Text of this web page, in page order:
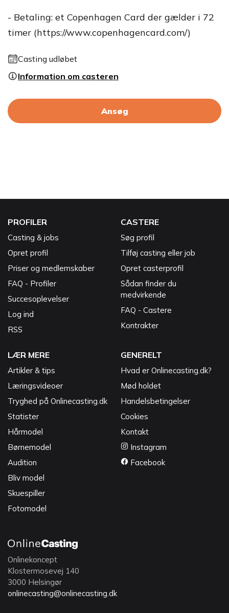
- Betaling: et Copenhagen Card der gælder i 72
timer (https://www.copenhagencard.com/)
Casting udløbet
Information om casteren
Ansøg
PROFILER
Casting & jobs
Opret profil
Priser og medlemskaber
FAQ - Profiler
Succesoplevelser
Log ind
RSS
CASTERE
Søg profil
Tilføj casting eller job
Opret casterprofil
Sådan finder du
medvirkende
FAQ - Castere
Kontrakter
LÆR MERE
Artikler & tips
Læringsvideoer
Tryghed på Onlinecasting.dk
Statister
Hårmodel
Børnemodel
Audition
Bliv model
Skuespiller
Fotomodel
GENERELT
Hvad er Onlinecasting.dk?
Mød holdet
Handelsbetingelser
Cookies
Kontakt
Instagram
Facebook
Onlinekoncept
Klostermosevej 140
3000 Helsingør
onlinecasting@onlinecasting.dk